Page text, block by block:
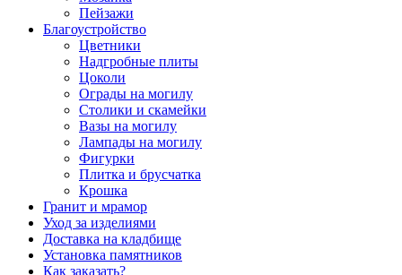
Пейзажи
Благоустройство
Цветники
Надгробные плиты
Цоколи
Ограды на могилу
Столики и скамейки
Вазы на могилу
Лампады на могилу
Фигурки
Плитка и брусчатка
Крошка
Гранит и мрамор
Уход за изделиями
Доставка на кладбище
Установка памятников
Как заказать?